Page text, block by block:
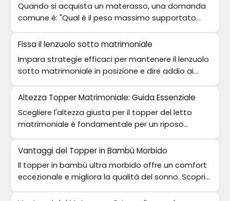
Quando si acquista un materasso, una domanda
comune è: "Qual è il peso massimo supportato
Fissa il lenzuolo sotto matrimoniale
Impara strategie efficaci per mantenere il lenzuolo
sotto matrimoniale in posizione e dire addio ai
Altezza Topper Matrimoniale: Guida Essenziale
Scegliere l'altezza giusta per il topper del letto
matrimoniale è fondamentale per un riposo
Vantaggi del Topper in Bambù Morbido
Il topper in bambù ultra morbido offre un comfort
eccezionale e migliora la qualità del sonno. Scopri
tutti i suoi benefici!